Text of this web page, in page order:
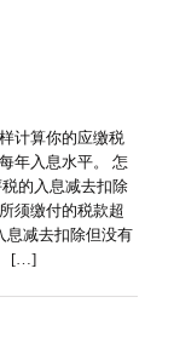
计算你的应缴税
年入息水平。 怎
的入息减去扣除
须缴付的税款超
息减去扣除但没有
[…]